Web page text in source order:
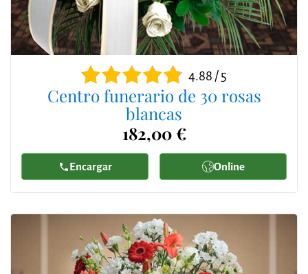
4.88 / 5
Centro funerario de 30 rosas
blancas
182,00 €
Encargar Online